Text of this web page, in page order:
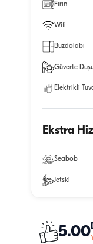
Fırın
Wifi
Buzdolabı
Güverte
Elektrikli
Ekstra
Seabob
Jetski
5.00